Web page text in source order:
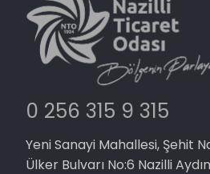
0 256 315 9 315
Yeni Sanayi Mahallesi, Şehit
Ülker Bulvarı No:6 Nazilli Aydın